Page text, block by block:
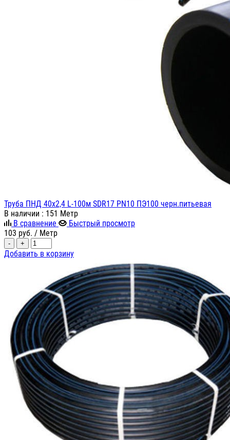
Труба ПНД 40х2,4 L-100м SDR17 PN10 ПЭ100 черн.питьевая
В наличии : 151 Метр
В сравнение
Быстрый просмотр
103 руб. / Метр
- +
Добавить в корзину